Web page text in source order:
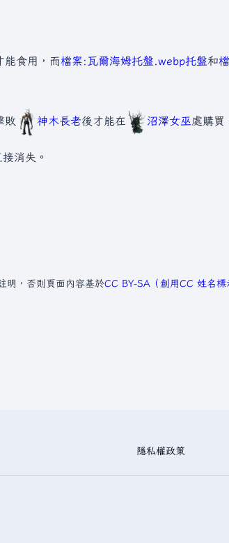
能食用，而檔案:瓦爾海姆托盤.webp托盤和
敗 神木長老後才能在 沼澤女巫 處購
消失。
明，否則頁面內容基於CC BY-SA（創用CC 姓名
隱私權政策